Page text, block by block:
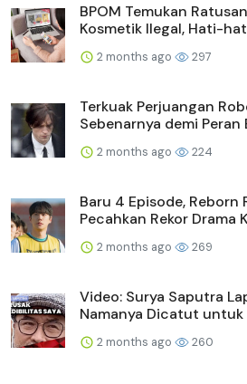
BPOM Temukan
Kosmetik Ilegal, Hati-
2 months ago 297
Terkuak Perjuangan
Sebenarnya demi Peran
2 months ago 224
Baru 4 Episode, Reborn
Pecahkan Rekor Drama
2 months ago 269
Video: Surya Saputra
Namanya Dicatut untuk
2 months ago 260